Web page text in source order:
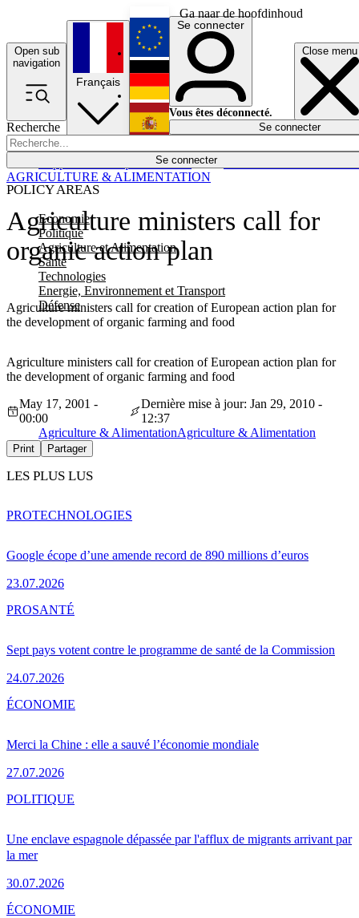
Ga naar de hoofdinhoud
Open sub
navigation
Close menu
Recherche
Se connecter
POLICY AREAS
Economie
Politique
Agriculture et Alimentation
Santé
Technologies
Energie, Environnement et Transport
Défense
Économie
Français
English
Deutsch
Español
Se connecter
Vous êtes déconnecté.
Se connecter
Agriculture ministers call for
organic action plan
Agriculture ministers call for creation of European action plan for
the development of organic farming and food
AGRICULTURE & ALIMENTATION
Agriculture ministers call for creation of European action plan for
the development of organic farming and food
May 17, 2001 -
00:00
Dernière mise à jour: Jan 29, 2010 -
12:37
Agriculture & AlimentationAgriculture & Alimentation
Print Partager
LES PLUS LUS
Google écope d’une amende record de 890 millions d’euros
23.07.2026
PROTECHNOLOGIES
Sept pays votent contre le programme de santé de la Commission
24.07.2026
PROSANTÉ
Merci la Chine : elle a sauvé l’économie mondiale
27.07.2026
ÉCONOMIE
Une enclave espagnole dépassée par l'afflux de migrants arrivant par
la mer
30.07.2026
POLITIQUE
ÉCONOMIE